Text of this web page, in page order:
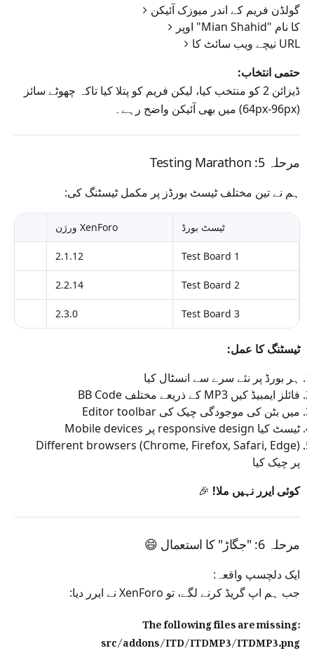
گولڈن فریم کے اندر میوزک آئیکن
اوپر "Mian Shahid" کا نام
نیچے ویب سائٹ کا URL
حتمی انتخاب:
ڈیزائن 2 کو منتخب کیا، لیکن فریم کو پتلا کیا تاکہ چھوٹے سائز
(64px-96px) میں بھی آئیکن واضح رہے۔
مرحلہ 5: Testing Marathon
ہم نے تین مختلف ٹیسٹ بورڈز پر مکمل ٹیسٹنگ کی:
ٹیسٹ بورڈ XenForo ورژن
Test Board 1
2.1.12
Test Board 2
2.2.14
Test Board 3
2.3.0
ٹیسٹنگ کا عمل:
ہر بورڈ پر نئے سرے سے انسٹال کیا
BB Code کے ذریعے مختلف MP3 فائلز ایمبیڈ کیں
Editor toolbar میں بٹن کی موجودگی چیک کی
Mobile devices پر responsive design ٹیسٹ کیا
Different browsers (Chrome, Firefox, Safari, Edge)
پر چیک کیا
کوئی ایرر نہیں ملا! 🎉
مرحلہ 6: "جگاڑ" کا استعمال 😄
ایک دلچسپ واقعہ:
جب ہم اپ گریڈ کرنے لگے، تو XenForo نے ایرر دیا:
The following files are missing:
src/addons/ITD/ITDMP3/ITDMP3.png